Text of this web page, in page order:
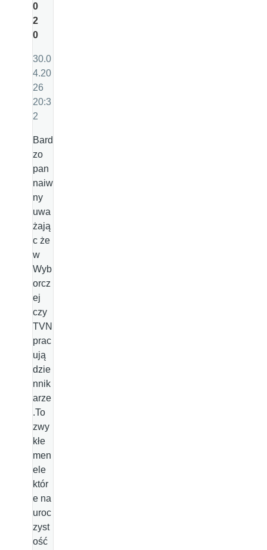
0
2
0
30.0
4.20
26
20:3
2
Bard
zo
pan
naiw
ny
uwa
żają
c że
w
Wyb
orcz
ej
czy
TVN
prac
ują
dzie
nnik
arze
.To
zwy
kłe
men
ele
któr
e na
uroc
zyst
ość